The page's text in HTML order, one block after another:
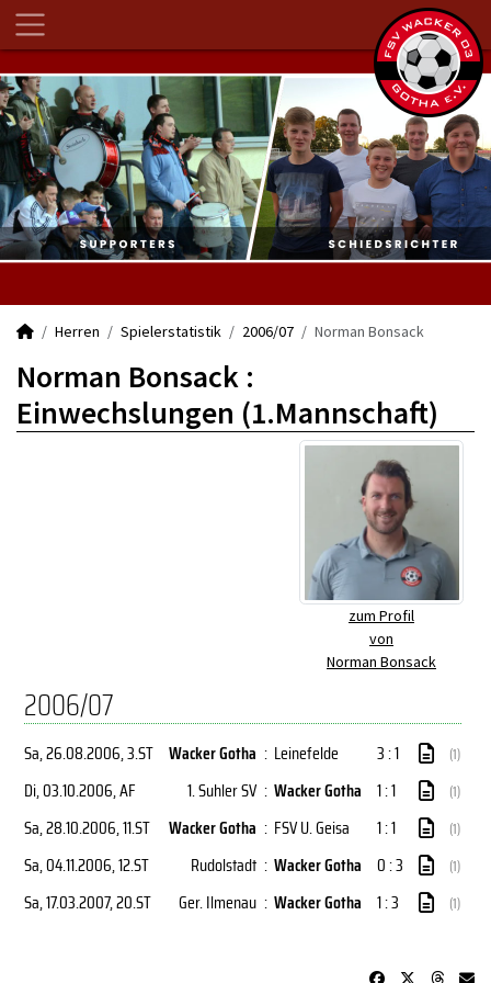
Herren Spielerstatistik 2006/07 Norman Bonsack
Norman Bonsack :
Einwechslungen (1.Mannschaft)
zum Profil
von
Norman Bonsack
2006/07
Sa, 26.08.2006, 3.ST Wacker Gotha : Leinefelde 3 : 1 (1)
Di, 03.10.2006, AF 1. Suhler SV : Wacker Gotha 1 : 1 (1)
Sa, 28.10.2006, 11.ST Wacker Gotha : FSV U. Geisa 1 : 1 (1)
Sa, 04.11.2006, 12.ST Rudolstadt : Wacker Gotha 0 : 3 (1)
Sa, 17.03.2007, 20.ST Ger. Ilmenau : Wacker Gotha 1 : 3 (1)